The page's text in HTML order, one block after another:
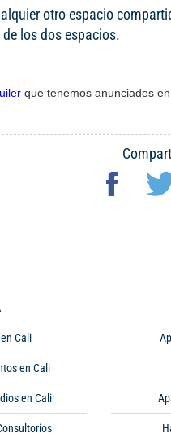
otro espacio
los dos espacios.
que tenemos anunciados
Cali
en Cali
en Cali